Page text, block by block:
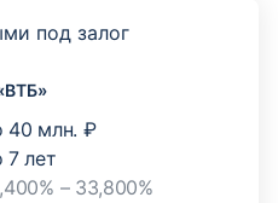
под залог
40 млн. ₽
7лет
– 33,800%